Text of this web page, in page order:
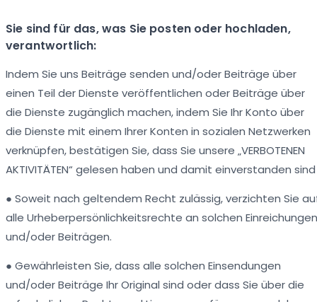
Sie sind für das, was Sie posten oder hochladen,
verantwortlich:
Indem Sie uns Beiträge senden und/oder Beiträge über
einen Teil der Dienste veröffentlichen oder Beiträge über
die Dienste zugänglich machen, indem Sie Ihr Konto über
die Dienste mit einem Ihrer Konten in sozialen Netzwerken
verknüpfen, bestätigen Sie, dass Sie unsere „VERBOTENEN
AKTIVITÄTEN“ gelesen haben und damit einverstanden sind
● Soweit nach geltendem Recht zulässig, verzichten Sie
alle Urheberpersönlichkeitsrechte an solchen Einreichungen
und/oder Beiträgen.
● Gewährleisten Sie, dass alle solchen Einsendungen
und/oder Beiträge Ihr Original sind oder dass Sie über die